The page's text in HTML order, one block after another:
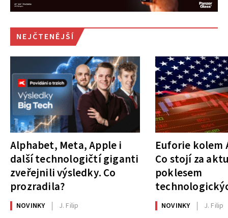
NEJČTENĚJŠÍ
Alphabet, Meta, Apple i
další technologičtí giganti
zveřejnili výsledky. Co
prozradila?
NOVINKY J. Filip
Euforie kolem
Co stojí za
poklesem
NOVINKY J. Filip